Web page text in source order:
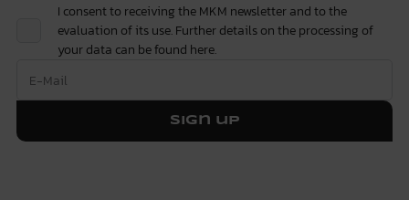
I consent to receiving the MKM newsletter and to the
evaluation of its use. Further details on the processing of
your data can be found here.
Sign up